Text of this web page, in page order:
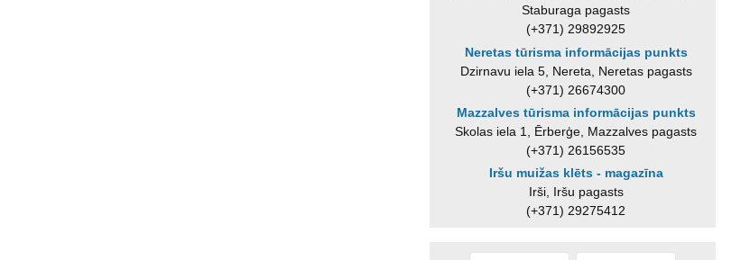
Staburaga pagasts
(+371) 29892925
Neretas tūrisma informācijas punkts
Dzirnavu iela 5, Nereta, Neretas pagasts
(+371) 26674300
Mazzalves tūrisma informācijas punkts
Skolas iela 1, Ērberģe, Mazzalves pagasts
(+371) 26156535
Iršu muižas klēts - magazīna
Irši, Iršu pagasts
(+371) 29275412